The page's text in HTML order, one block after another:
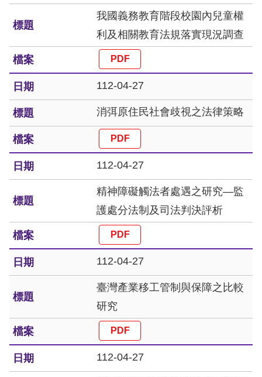
人
公
約
陳
情
申
訴
人
權
料
庫
無
障
快
捷
鍵
我國義務教育階段校園內兒童權
利及相關教育法規落實現況調查
112-04-27
消弭原住民社會歧視之法律策略
112-04-27
精神障礙觸法者處遇之研究—監
護處分法制及司法判決評析
112-04-27
臺灣產業移工管制與保障之比較
研究
112-04-27